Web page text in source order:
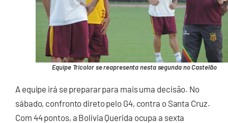
Equipe Tricolor se reapresenta nesta segunda no Castelão
A equipe irá se preparar para mais uma decisão. No
sábado, confronto direto pelo G4, contra o Santa Cruz.
Com 44 pontos, a Bolívia Querida ocupa a sexta